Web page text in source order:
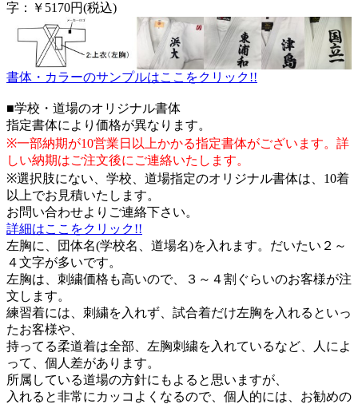
字：￥5170円(税込)
書体・カラーのサンプルはここをクリック!!
■学校・道場のオリジナル書体
指定書体により価格が異なります。
※一部納期が10営業日以上かかる指定書体がございます。詳
しい納期はご注文後にご連絡いたします。
※選択肢にない、学校、道場指定のオリジナル書体は、10着
以上でお見積いたします。
お問い合わせよりご連絡下さい。
詳細はここをクリック!!
左胸に、団体名(学校名、道場名)を入れます。だいたい２～
４文字が多いです。
左胸は、刺繍価格も高いので、３～４割ぐらいのお客様が注
文します。
練習着には、刺繍を入れず、試合着だけ左胸を入れるといっ
たお客様や、
持ってる柔道着は全部、左胸刺繍を入れているなど、人によ
って、個人差があります。
所属している道場の方針にもよると思いますが、
入れると非常にカッコよくなるので、個人的には、お勧めの